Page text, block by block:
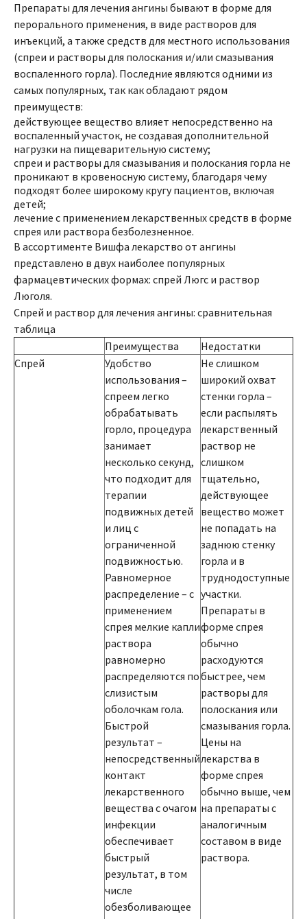
Препараты для лечения ангины бывают в форме для
перорального применения, в виде растворов для
инъекций, а также средств для местного использования
(спреи и растворы для полоскания и/или смазывания
воспаленного горла). Последние являются одними из
самых популярных, так как обладают рядом
преимуществ:
действующее вещество влияет непосредственно на
воспаленный участок, не создавая дополнительной
нагрузки на пищеварительную систему;
спреи и растворы для смазывания и полоскания горла не
проникают в кровеносную систему, благодаря чему
подходят более широкому кругу пациентов, включая
детей;
лечение с применением лекарственных средств в форме
спрея или раствора безболезненное.
В ассортименте Вишфа лекарство от ангины
представлено в двух наиболее популярных
фармацевтических формах: спрей Люгс и раствор
Люголя.
Спрей и раствор для лечения ангины: сравнительная
таблица
Преимущества
Недостатки
Спрей
Удобство
использования –
спреем легко
обрабатывать
горло, процедура
занимает
несколько секунд,
что подходит для
терапии
подвижных детей
и лиц с
ограниченной
подвижностью.
Равномерное
распределение – с
применением
спрея мелкие капли
раствора
равномерно
распределяются по
слизистым
оболочкам гола.
Быстрой
результат –
непосредственный
контакт
лекарственного
вещества с очагом
инфекции
обеспечивает
быстрый
результат, в том
числе
обезболивающее
Не слишком
широкий охват
стенки горла –
если распылять
лекарственный
раствор не
слишком
тщательно,
действующее
вещество может
не попадать на
заднюю стенку
горла и в
труднодоступные
участки.
Препараты в
форме спрея
обычно
расходуются
быстрее, чем
растворы для
полоскания или
смазывания горла.
Цены на
лекарства в
форме спрея
обычно выше, чем
на препараты с
аналогичным
составом в виде
раствора.